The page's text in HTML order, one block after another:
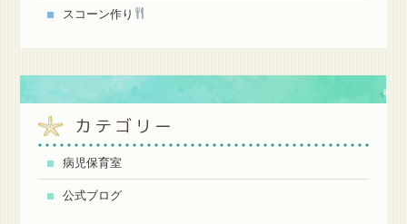
スコーン作り
カテゴリー
病児保育室
公式ブログ